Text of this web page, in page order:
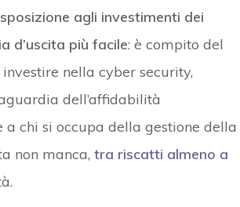
agli investimenti dei
d’uscita più facile: è compito del
nella cyber security,
dell’affidabilità
a chi si occupa della gestione della
non manca, tra riscatti almeno a